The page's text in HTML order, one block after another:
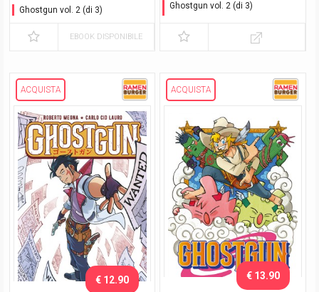
Ghostgun vol. 2 (di 3)
EBOOK DISPONIBILE
Ghostgun vol. 2 (di 3)
ACQUISTA
€ 12.90
ACQUISTA
€ 13.90